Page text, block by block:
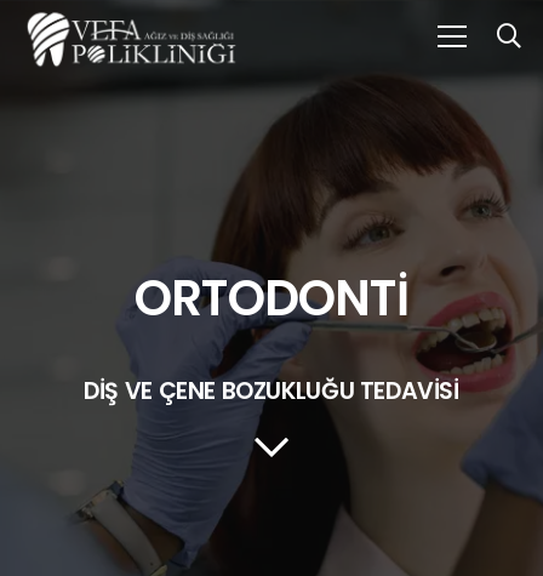
ORTODONTİ
DİŞ VE ÇENE BOZUKLUĞU TEDAVİSİ